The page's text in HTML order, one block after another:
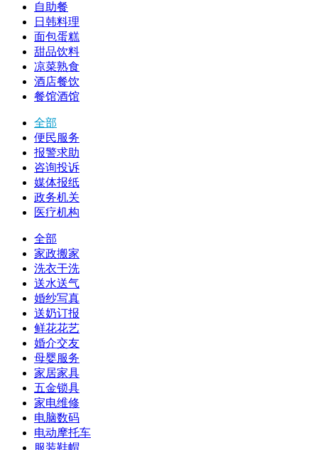
自助餐
日韩料理
面包蛋糕
甜品饮料
凉菜熟食
酒店餐饮
餐馆酒馆
全部
便民服务
报警求助
咨询投诉
媒体报纸
政务机关
医疗机构
全部
家政搬家
洗衣干洗
送水送气
婚纱写真
送奶订报
鲜花花艺
婚介交友
母婴服务
家居家具
五金锁具
家电维修
电脑数码
电动摩托车
服装鞋帽